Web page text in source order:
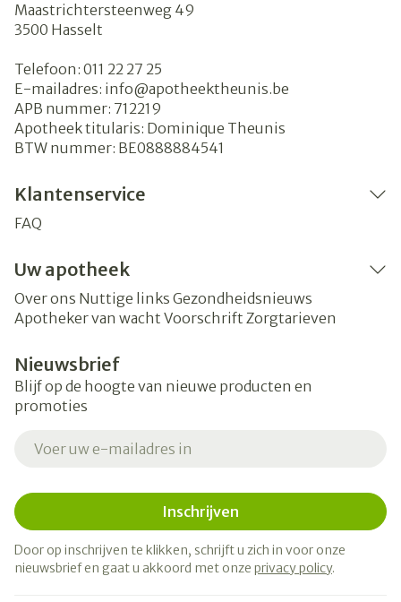
Maastrichtersteenweg 49
3500 Hasselt
Telefoon: 011 22 27 25
E-mailadres: info@apotheektheunis.be
APB nummer: 712219
Apotheek titularis: Dominique Theunis
BTW nummer: BE0888884541
Klantenservice
FAQ
Uw apotheek
Over ons Nuttige links Gezondheidsnieuws
Apotheker van wacht Voorschrift Zorgtarieven
Nieuwsbrief
Blijf op de hoogte van nieuwe producten en
promoties
Inschrijven
Door op inschrijven te klikken, schrijft u zich in voor onze
nieuwsbrief en gaat u akkoord met onze privacy policy.